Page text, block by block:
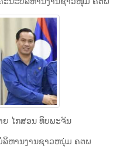
ຍ ໄກສອນ ທິບພະຈັນ
ລິຫານງານຊາວຫນຸ່ມ ຄຕພ